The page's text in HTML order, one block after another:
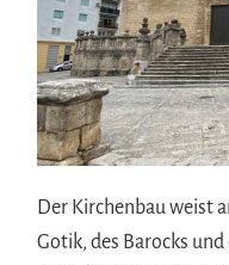
Der Kirchenbau weist
Gotik, des Barocks